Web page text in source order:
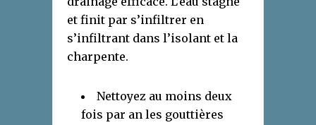
et finit par s’infiltrer en
s’infiltrant dans l’isolant et la
charpente.
Nettoyez au moins deux
fois par an les gouttières